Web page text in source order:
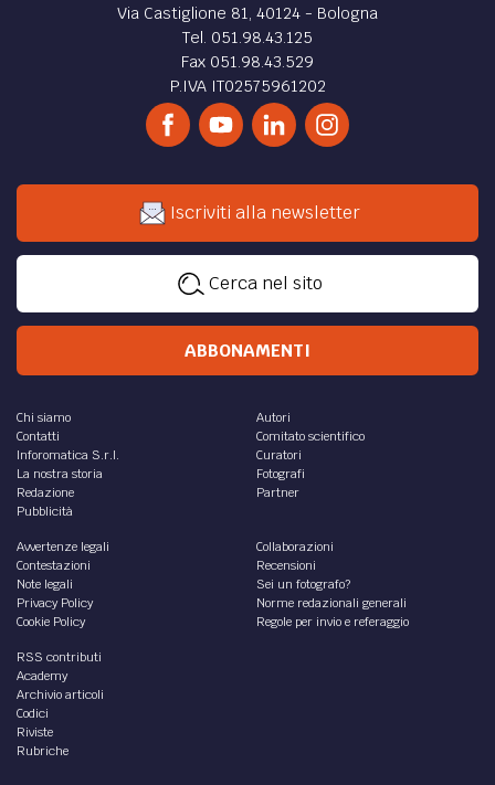
Via Castiglione 81, 40124 - Bologna
Tel. 051.98.43.125
Fax 051.98.43.529
P.IVA IT02575961202
Iscriviti alla newsletter
Cerca nel sito
ABBONAMENTI
Chi siamo
Contatti
Inforomatica S.r.l.
La nostra storia
Redazione
Pubblicità
Autori
Comitato scientifico
Curatori
Fotografi
Partner
Avvertenze legali
Contestazioni
Note legali
Privacy Policy
Cookie Policy
Collaborazioni
Recensioni
Sei un fotografo?
Norme redazionali generali
Regole per invio e referaggio
RSS contributi
Academy
Archivio articoli
Codici
Riviste
Rubriche